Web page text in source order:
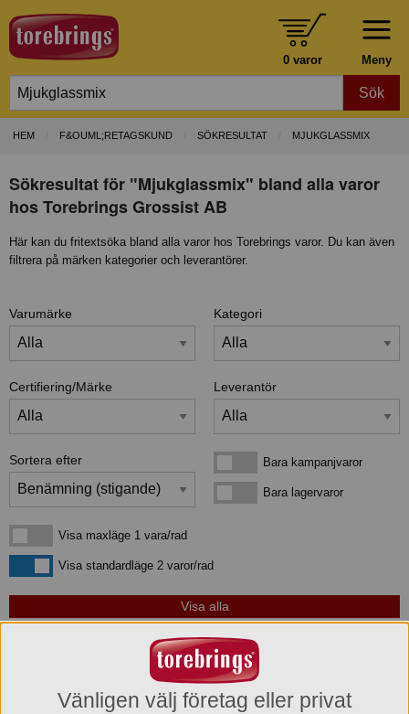
Meny
0 varor
Sök
HEM F&OUML;RETAGSKUND SÖKRESULTAT MJUKGLASSMIX
Sökresultat för "Mjukglassmix" bland alla varor
hos Torebrings Grossist AB
Här kan du fritextsöka bland alla varor hos Torebrings varor. Du kan även
filtrera på märken kategorier och leverantörer.
Varumärke Kategori
Certifiering/Märke Leverantör
Sortera efter Bara kampanjvarorBara kampanjvaror
Bara lagervarorBara lagervaror
Visa maxläge 1 vara/rad
Visa maxläge 1 vara/rad
Visa standardlägeVisa standardläge 2 varor/rad
som matchar din sökning:
Kampanj! -10%
Vänligen välj företag eller privat